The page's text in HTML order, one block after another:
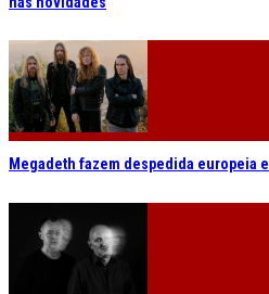
Megadeth fazem despedida europeia